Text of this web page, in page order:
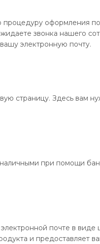
оформления
звонка нашего
электронную почту.
страницу. Здесь вам
при помощи
почте в
и предоставляет